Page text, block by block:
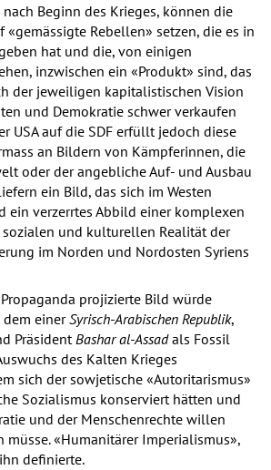
Beginn des Krieges, können die
Rebellen» setzen, die es in
hat und die, von einigen
inzwischen ein «Produkt» sind, das
der jeweiligen kapitalistischen Vision
und Demokratie schwer verkaufen
USAauf die SDFerfüllt jedoch diese
an Bildern von Kämpferinnen, die
oder der angebliche Auf- und Ausbau
ein Bild, das sich im Westen
ein verzerrtes Abbild einer komplexen
und kulturellen Realität der
im Norden und Nordosten Syriens
projizierte Bild würde
einerSyrisch-Arabischen Republik,
PräsidentBashar al-Assadals Fossil
des Kalten Krieges
sich der sowjetische «Autoritarismus»
Sozialismus konserviert hätten und
und der Menschenrechte willen
müsse. «Humanitärer Imperialismus»,
definierte.